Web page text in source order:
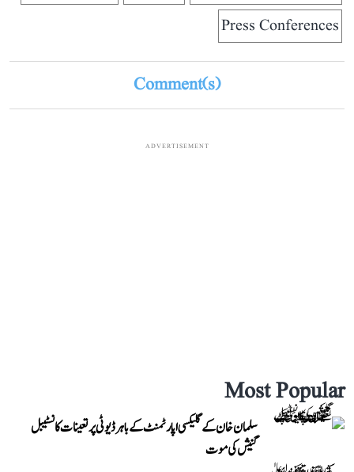
Press Conferences
Comment(s)
ADVERTISEMENT
Most Popular
سلمان خان کے گلیکسی اپارٹمنٹ کے باہر ڈیوٹی پر تعینات کانسٹیبل
گنیش کی موت